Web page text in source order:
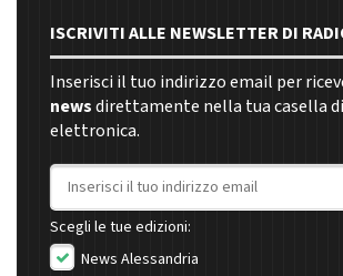
ISCRIVITI ALLE NEWSLETTER DI
Inserisci il tuo indirizzo email per
newsdirettamente nella tua casella
elettronica.
Indirizzo email
Scegli le tue edizioni:
News Alessandria